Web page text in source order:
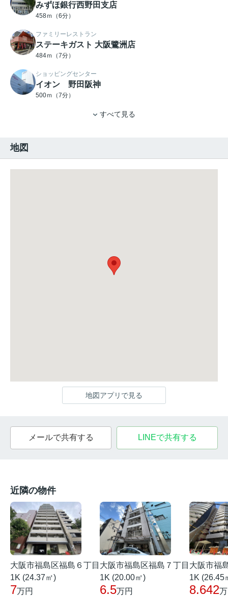
みずほ銀行西野田支店
458ｍ（6分）
ファミリーレストラン
ステーキガスト 大阪鷺洲店
484ｍ（7分）
ショッピングセンター
イオン 野田阪神
500ｍ（7分）
すべて見る
地図
地図アプリで見る
メールで共有する LINEで共有する
近隣の物件
大阪市福島区福島６丁目
1K (24.37㎡)
7万円
大阪市福島区福島７丁目
1K (20.00㎡)
6.5万円
大阪市福
1K (26.45
8.642